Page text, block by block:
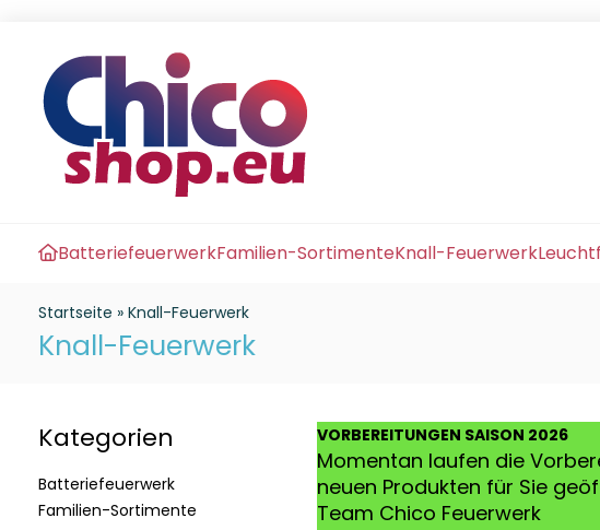
BatteriefeuerwerkFamilien-SortimenteKnall-Feuerwerk
Startseite » Knall-Feuerwerk
Knall-Feuerwerk
Kategorien
Batteriefeuerwerk
Familien-Sortimente
VORBEREITUNGEN SAISON 2026
Momentan laufen die
neuen Produkten für Sie
Team Chico Feuerwerk